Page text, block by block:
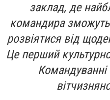
заклад, де
командира зможуть
розвіятися від
Це перший